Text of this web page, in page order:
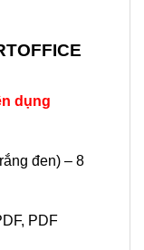
dụng
đen) – 8
PDF